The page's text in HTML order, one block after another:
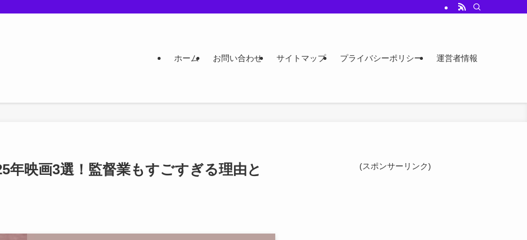
ホーム お問い合わせ サイトマップ プライバシーポリシー 運営者情報
年映画3選！監督業もすごすぎる理由と (スポンサーリンク)